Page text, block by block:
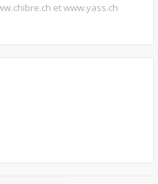
et www.yass.ch